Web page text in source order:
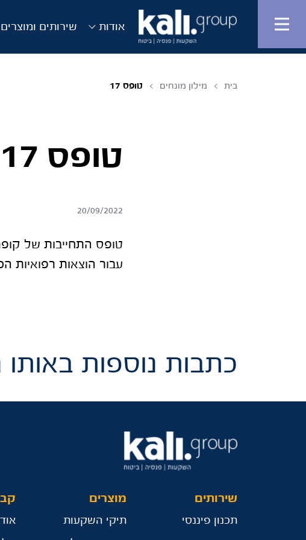
אודות שירותים ומוצרים
בית מילון מונחים טופס 17
טופס 17
20/09/2022
טופס התחייבות של
עבור הוצאות רפואיות
כתבות נוספות באותו
שירותים
תכנון פיננסי
מוצרים
תיקי השקעות